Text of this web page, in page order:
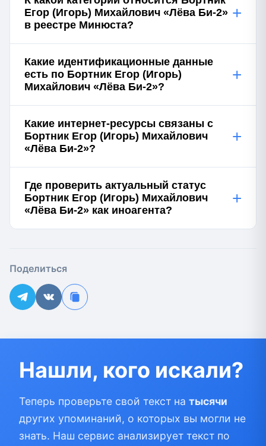
Егор (Игорь) Михайлович «Лёва Би-2»
в реестре Минюста?
+
Какие идентификационные данные
есть по Бортник Егор (Игорь)
Михайлович «Лёва Би-2»?
+
Какие интернет-ресурсы связаны с
Бортник Егор (Игорь) Михайлович
«Лёва Би-2»?
+
Где проверить актуальный статус
Бортник Егор (Игорь) Михайлович
«Лёва Би-2» как иноагента?
+
Поделиться
Нашли, кого искали?
Теперь проверьте свой текст на тысячи
других упоминаний, о которых вы могли не
знать. Наш сервис анализирует текст по